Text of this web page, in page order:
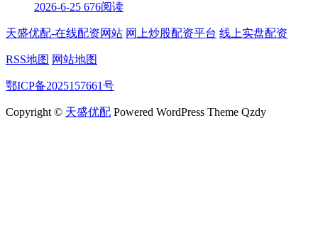
2026-6-25 676阅读
天盛优配-在线配资网站 网上炒股配资平台 线上实盘配资
RSS地图 网站地图
鄂ICP备2025157661号
Copyright © 天盛优配 Powered WordPress Theme Qzdy